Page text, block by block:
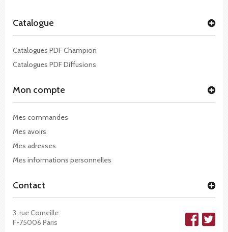
Catalogue
Catalogues PDF Champion
Catalogues PDF Diffusions
Mon compte
Mes commandes
Mes avoirs
Mes adresses
Mes informations personnelles
Contact
3, rue Corneille
F-75006 Paris